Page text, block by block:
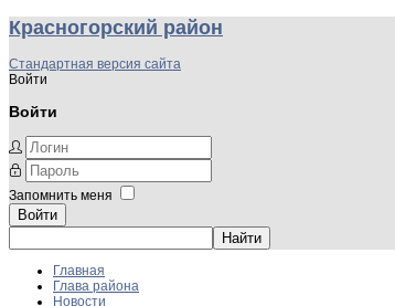
Красногорский район
Стандартная версия сайта
Войти
Войти
Запомнить меня
Войти
Главная
Глава района
Новости